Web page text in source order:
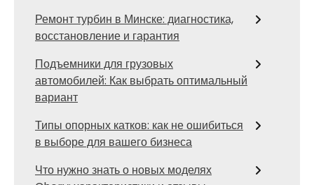
Ремонт турбин в Минске: диагностика,
восстановление и гарантия
Подъемники для грузовых
автомобилей: Как выбрать оптимальный
вариант
Типы опорных катков: как не ошибиться
в выборе для вашего бизнеса
Что нужно знать о новых моделях